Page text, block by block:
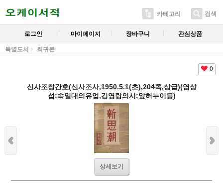
카테고리 검색
로그인 마이페이지 장바구니 관심상품
특별도서 희귀본
0
신사조창간호(신사조사,1950.5.1(초),204쪽,상급)(염상
섭;속일대의유업,김영랑의시;앞허누이등)
상세보기